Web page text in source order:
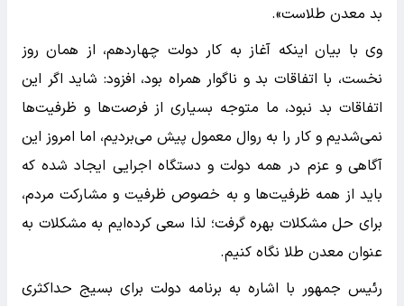
بد معدن طلاست».
وی با بیان اینکه آغاز به کار دولت چهاردهم، از همان روز
نخست، با اتفاقات بد و ناگوار همراه بود، افزود: شاید اگر این
اتفاقات بد نبود، ما متوجه بسیاری از فرصت‌ها و ظرفیت‌ها
نمی‌شدیم و کار را به روال معمول پیش می‌بردیم، اما امروز این
آگاهی و عزم در همه دولت و دستگاه اجرایی ایجاد شده که
باید از همه ظرفیت‌ها و به خصوص ظرفیت و مشارکت مردم،
برای حل مشکلات بهره گرفت؛ لذا سعی کرده‌ایم به مشکلات به
عنوان معدن طلا نگاه کنیم.
رئیس جمهور با اشاره به برنامه دولت برای بسیج حداکثری